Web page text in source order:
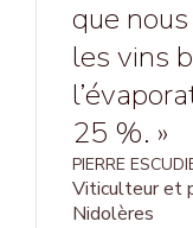
que
les vins
25 %. »
PIERRE
Viticulteur et
Nidolères